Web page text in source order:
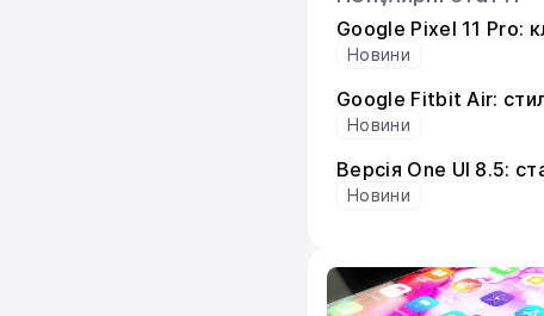
Google Pixel 11 Pro:
Новини
Google Fitbit Air:
Новини
Версія One UI 8.5:
Новини